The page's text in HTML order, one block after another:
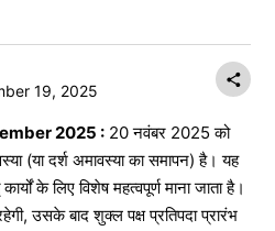
19, 2025
2025 : 20 नवंबर 2025 को
(या दर्श अमावस्या का समापन) है। यह
के लिए विशेष महत्वपूर्ण माना जाता है।
उसके बाद शुक्ल पक्ष प्रतिपदा प्रारंभ